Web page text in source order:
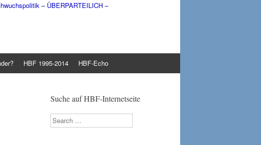
– ÜBERPARTEILICH –
HBF 1995-2014 HBF-Echo
Suche auf HBF-Internetseite
Search